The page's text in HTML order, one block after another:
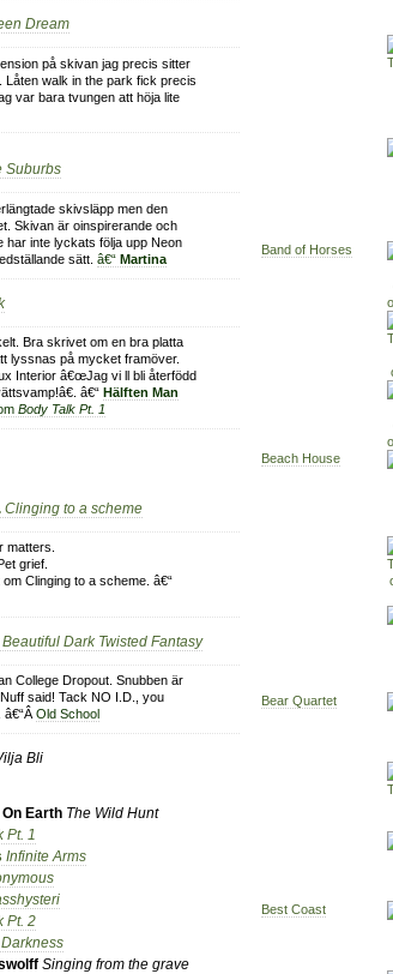
Band of Horses
Beach House
Bear Quartet
Best Coast
Dream
på skivan jag precis sitter
Låten walk in the park fick precis
var bara tvungen att höja lite
Suburbs
skivsläpp men den
Skivan är oinspirerande och
har inte lyckats följa upp Neon
sätt.â€“Martina
Bra skrivet om en bra platta
lyssnas på mycket framöver.
Interior â€œJag vi ll bli återfödd
â€“Hälften Man
Body Talk Pt. 1
Clinging to a scheme
matters.
grief.
Clinging to a scheme. â€“
Beautiful Dark Twisted Fantasy
College Dropout. Snubben är
said! Tack NO I.D., you
â€“ÂOld School
Bli
Earth The Wild Hunt
Pt. 1
Infinite Arms
Pt. 2
Singing from the grave